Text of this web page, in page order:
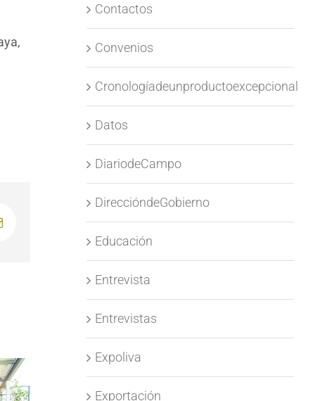
Contactos
Convenios
Cronologíadeunproductoexcepcional
Datos
DiariodeCampo
DireccióndeGobierno
Educación
Entrevista
Entrevistas
Expoliva
Exportación